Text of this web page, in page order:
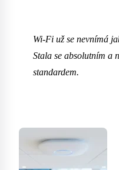
Wi-Fi už se nevnímá
Stala se absolutním a
standardem.